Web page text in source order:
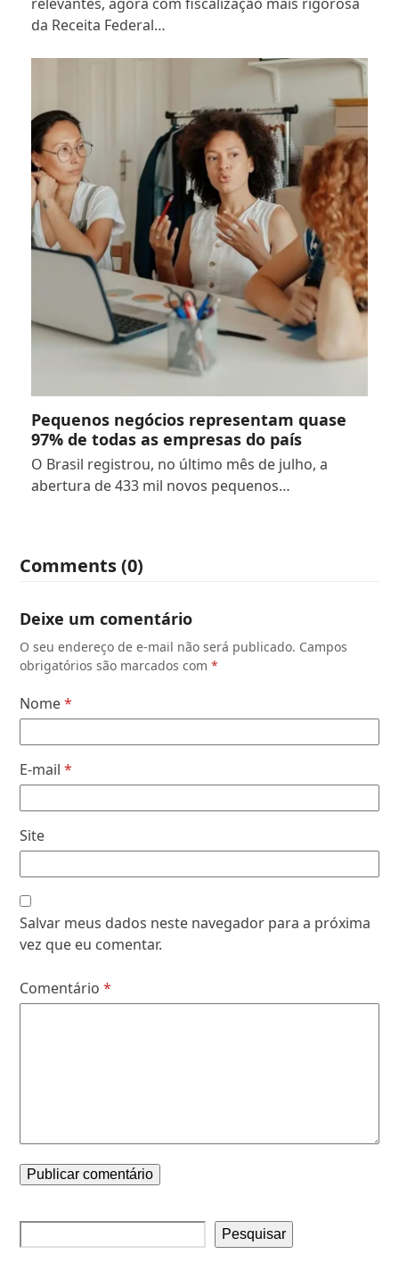
da Receita Federal…
Pequenos negócios representam quase
97% de todas as empresas do país
O Brasil registrou, no último mês de julho, a
abertura de 433 mil novos pequenos…
Comments (0)
Deixe um comentário
O seu endereço de e-mail não será publicado. Campos
obrigatórios são marcados com*
Nome*
E-mail*
Site
Salvar meus dados neste navegador para a próxima
vez que eu comentar.
Comentário*
Pesquisar